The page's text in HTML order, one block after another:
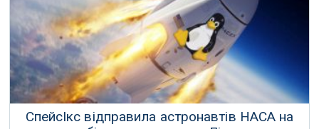
11 Червня 2020 р.
СпейсІкс відправила астронавтів НАСА на